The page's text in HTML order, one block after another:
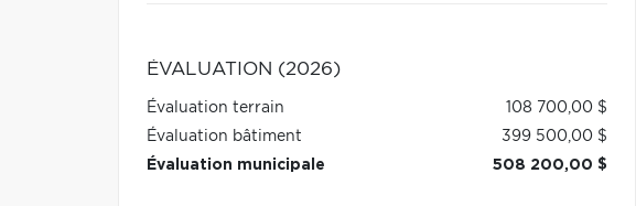
ÉVALUATION (2026)
Évaluation terrain
108 700,00 $
Évaluation bâtiment
399 500,00 $
Évaluation municipale
508 200,00 $